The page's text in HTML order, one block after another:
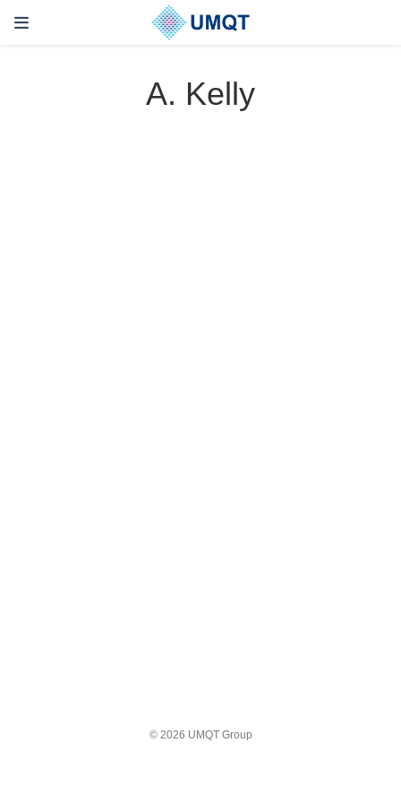
A. Kelly
© 2026 UMQT Group